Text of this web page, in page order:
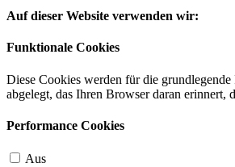
Auf dieser Website verwenden wir:
Funktionale Cookies
Diese Cookies werden für die
abgelegt, das Ihren Browser daran erinnert,
Performance Cookies
Aus